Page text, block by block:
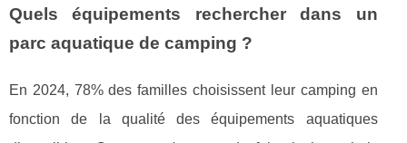
Quels équipements rechercher dans un
parc aquatique de camping ?
En 2024, 78% des familles choisissent leur camping en
fonction de la qualité des équipements aquatiques